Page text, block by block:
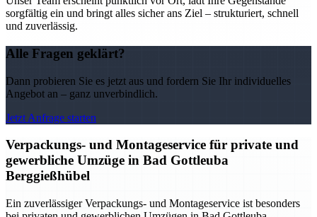
sorgfältig ein und bringt alles sicher ans Ziel – strukturiert, schnell
und zuverlässig.
Alle Fragen geklärt?
Dann probieren Sie es jetzt aus und fordern Sie Ihr individuelles
Angebot an – ganz unverbindlich.
Jetzt Anfrage starten
Verpackungs- und Montageservice für private und
gewerbliche Umzüge in Bad Gottleuba
Berggießhübel
Ein zuverlässiger Verpackungs- und Montageservice ist besonders